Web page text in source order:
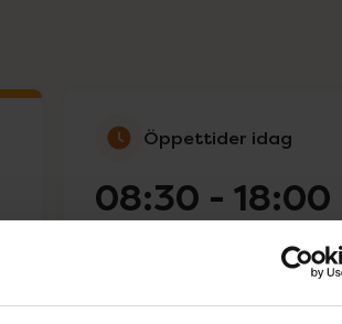
Öppettider idag
08:30 -18:00
18:00